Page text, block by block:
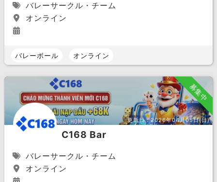
バレーサークル・チーム
オンライン
バレーボール オンライン
募集中
更新日：2026年04月05日(日)
C168 Bar
バレーサークル・チーム
オンライン